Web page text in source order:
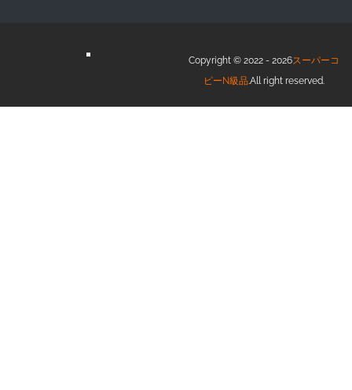
Copyright © 2022 - 2026スーパーコ
ピーN級品.All right reserved.